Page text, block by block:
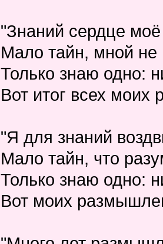
"Знаний сердце
Мало тайн, мной не
Только знаю одно:
Вот итог всех моих
"Я для знаний
Мало тайн, что
Только знаю одно:
Вот моих